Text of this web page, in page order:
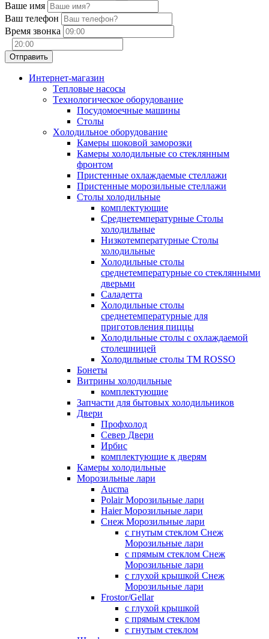
Ваше имя
Ваш телефон
Время звонка
Интернет-магазин
Tепловые насосы
Tехнологическое оборудование
Посудомоечные машины
Столы
Xолодильное оборудование
Камеры шоковой заморозки
Камеры холодильные со стеклянным
фронтом
Пристенные охлаждаемые стеллажи
Пристенные морозильные стеллажи
Столы холодильные
комплектующие
Среднетемпературные Столы
холодильные
Низкотемпературные Столы
холодильные
Холодильные столы
среднетемпературные со стеклянными
дверьми
Саладетта
Холодильные столы
среднетемпературные для
приготовления пиццы
Холодильные столы с охлаждаемой
столешницей
Холодильные столы ТМ ROSSO
Бонеты
Витрины холодильные
комплектующие
Запчасти для бытовых холодильников
Двери
Профхолод
Север Двери
Ирбис
комплектующие к дверям
Камеры холодильные
Морозильные лари
Aucma
Polair Морозильные лари
Haier Морозильные лари
Снеж Морозильные лари
с гнутым стеклом Снеж
Морозильные лари
с прямым стеклом Снеж
Морозильные лари
с глухой крышкой Снеж
Морозильные лари
Frostor/Gellar
с глухой крышкой
с прямым стеклом
с гнутым стеклом